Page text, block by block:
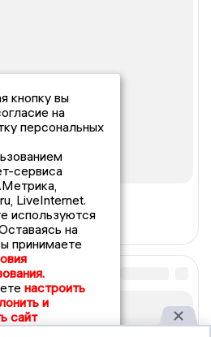
кнопку вы
на
персональных
сервиса
LiveInternet.
используются
на
принимаете
настроить
и
сайт